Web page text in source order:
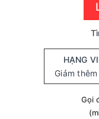
HẠNG
Giảm thêm
Gọi